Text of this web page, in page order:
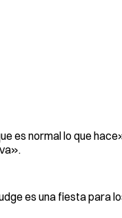
es normal lo que
es una fiesta para